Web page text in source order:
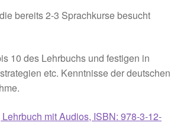
bereits 2-3 Sprachkurse besucht
10 des Lehrbuchs und festigen in
etc. Kenntnisse der deutschen
mit Audios, ISBN: 978-3-12-